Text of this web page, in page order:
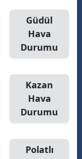
Güdül
Hava
Durumu
Kazan
Hava
Durumu
Polatlı